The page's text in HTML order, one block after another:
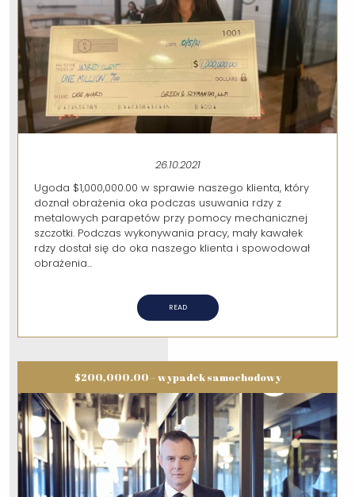
26.10.2021
Ugoda $1,000,000.00 w sprawie naszego klienta, który
doznał obrażenia oka podczas usuwania rdzy z
metalowych parapetów przy pomocy mechanicznej
szczotki. Podczas wykonywania pracy, mały kawałek
rdzy dostał się do oka naszego klienta i spowodował
obrażenia...
READ
$200,000.00 – wypadek samochodowy